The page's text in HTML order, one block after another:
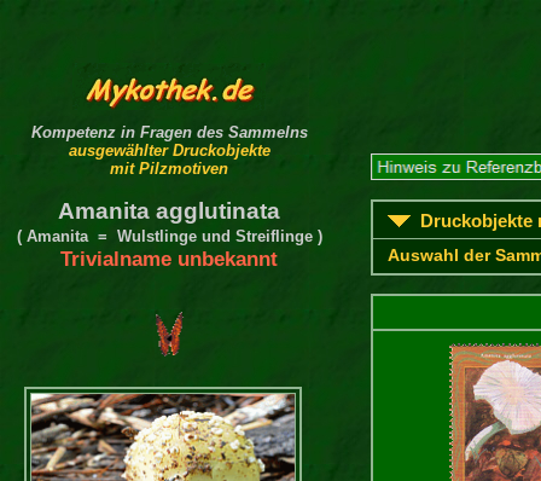
Kompetenz in Fragen des Sammelns
ausgewählter Druckobjekte
mit Pilzmotiven
Amanita agglutinata
( Amanita = Wulstlinge und Streiflinge )
Trivialname unbekannt
Druckobjekte
Auswahl der